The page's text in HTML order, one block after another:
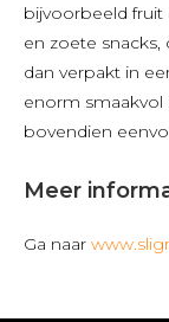
bijvoorbeeld
en zoete snacks,
dan verpakt in
enorm
bovendien
Meer
Ga naar